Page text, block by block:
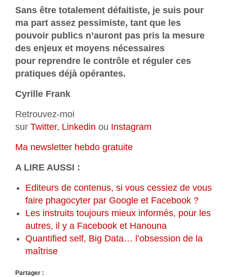
Sans être totalement défaitiste, je suis pour
ma part assez pessimiste, tant que les
pouvoir publics n’auront pas pris la mesure
des enjeux et moyens nécessaires
pour reprendre le contrôle et réguler ces
pratiques déjà opérantes.
Cyrille Frank
Retrouvez-moi
sur Twitter, Linkedin ou Instagram
Ma newsletter hebdo gratuite
A LIRE AUSSI :
Editeurs de contenus, si vous cessiez de vous
faire phagocyter par Google et Facebook ?
Les instruits toujours mieux informés, pour les
autres, il y a Facebook et Hanouna
Quantified self, Big Data… l’obsession de la
maîtrise
Partager :